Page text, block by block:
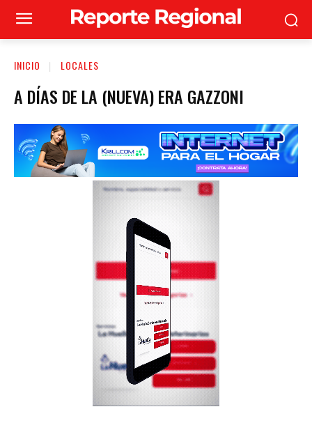
INICIO LOCALES
A DÍAS DE LA (NUEVA) ERA GAZZONI